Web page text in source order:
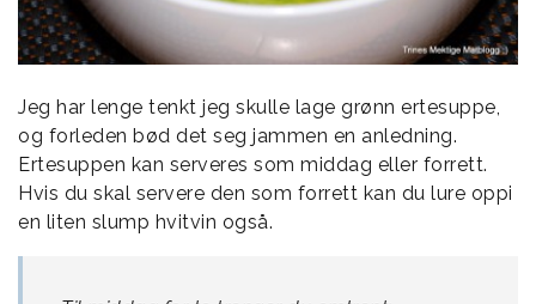
Jeg har lenge tenkt jeg skulle lage grønn ertesuppe,
og forleden bød det seg jammen en anledning.
Ertesuppen kan serveres som middag eller forrett.
Hvis du skal servere den som forrett kan du lure oppi
en liten slump hvitvin også.